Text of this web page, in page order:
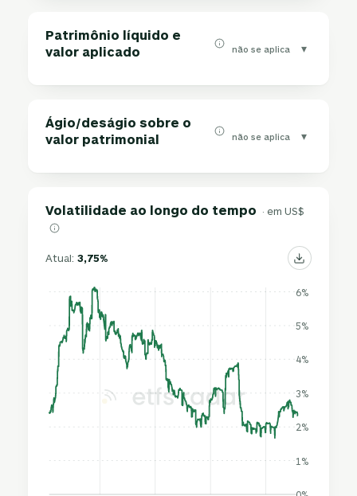
Patrimônio líquido e
valor aplicado
não se aplica ▾
Ágio/deságio sobre o
valor patrimonial
não se aplica ▾
Volatilidade ao longo do tempo · em US$
Atual:3,75%
1%
2%
3%
4%
5%
6%